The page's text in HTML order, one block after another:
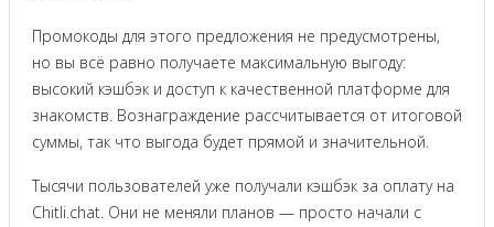
Промокоды для этого предложения не предусмотрены,
но вы всё равно получаете максимальную выгоду:
высокий кэшбэк и доступ к качественной платформе для
знакомств. Вознаграждение рассчитывается от итоговой
суммы, так что выгода будет прямой и значительной.
Тысячи пользователей уже получали кэшбэк за оплату на
Chitli.chat. Они не меняли планов — просто начали с